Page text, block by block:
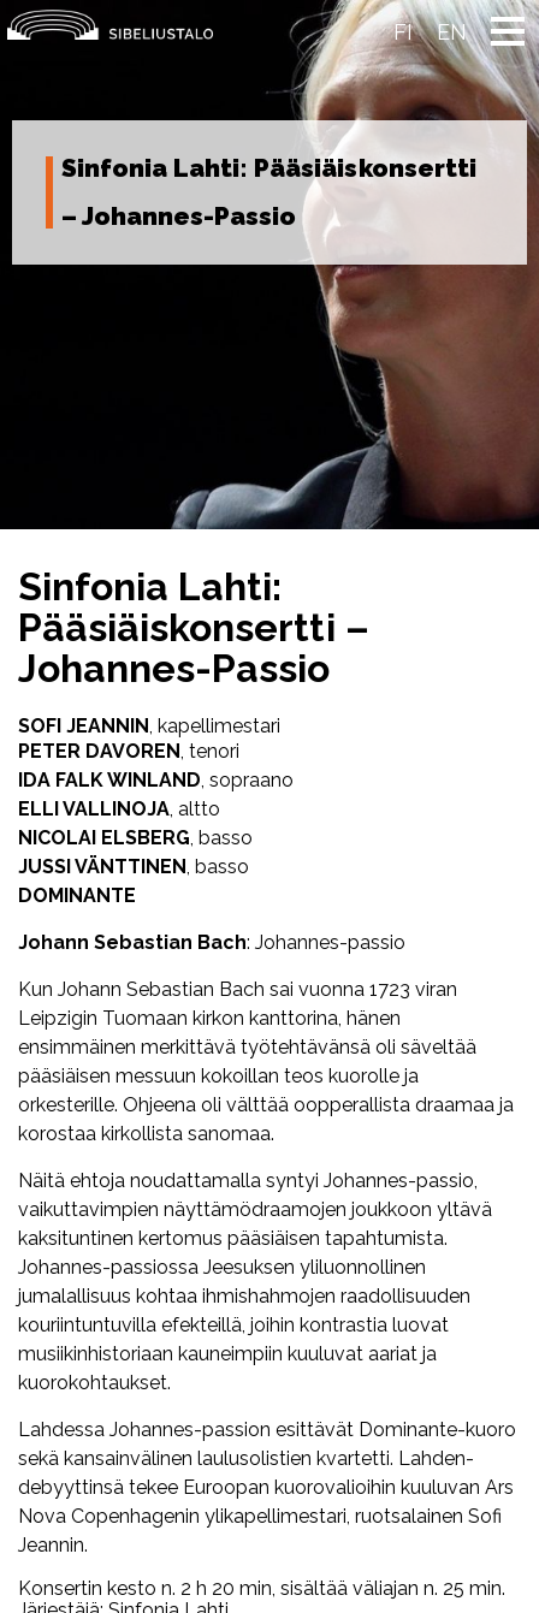
Skip
to
FI EN
Sinfonia Lahti: Pääsiäiskonsertti
– Johannes-Passio
Sinfonia Lahti:
Pääsiäiskonsertti –
Johannes-Passio
SOFI JEANNIN, kapellimestari
PETER DAVOREN, tenori
IDA FALK WINLAND, sopraano
ELLI VALLINOJA, altto
NICOLAI ELSBERG, basso
JUSSI VÄNTTINEN, basso
DOMINANTE
Johann Sebastian Bach: Johannes-passio
Kun Johann Sebastian Bach sai vuonna 1723 viran
Leipzigin Tuomaan kirkon kanttorina, hänen
ensimmäinen merkittävä työtehtävänsä oli säveltää
pääsiäisen messuun kokoillan teos kuorolle ja
orkesterille. Ohjeena oli välttää oopperallista draamaa ja
korostaa kirkollista sanomaa.
Näitä ehtoja noudattamalla syntyi Johannes-passio,
vaikuttavimpien näyttämödraamojen joukkoon yltävä
kaksituntinen kertomus pääsiäisen tapahtumista.
Johannes-passiossa Jeesuksen yliluonnollinen
jumalallisuus kohtaa ihmishahmojen raadollisuuden
kouriintuntuvilla efekteillä, joihin kontrastia luovat
musiikinhistoriaan kauneimpiin kuuluvat aariat ja
kuorokohtaukset.
Lahdessa Johannes-passion esittävät Dominante-kuoro
sekä kansainvälinen laulusolistien kvartetti. Lahden-
debyyttinsä tekee Euroopan kuorovalioihin kuuluvan Ars
Nova Copenhagenin ylikapellimestari, ruotsalainen Sofi
Jeannin.
Konsertin kesto n. 2 h 20 min, sisältää väliajan n. 25 min.